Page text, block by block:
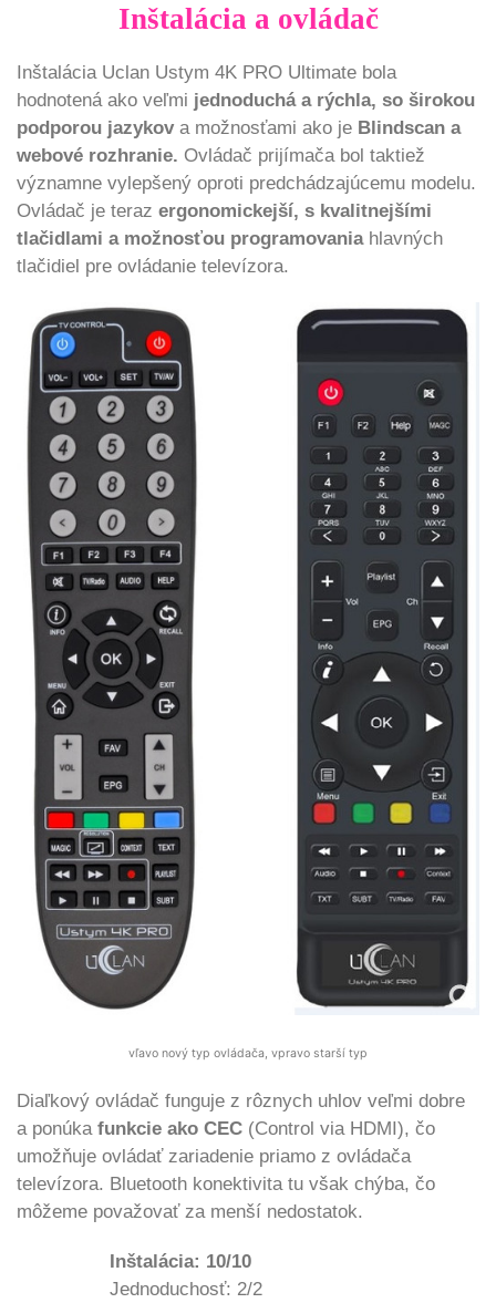
Inštalácia a ovládač
Inštalácia Uclan Ustym 4K PRO Ultimate bola
hodnotená ako veľmi jednoduchá a rýchla, so širokou
podporou jazykova možnosťami ako je Blindscan a
webové rozhranie. Ovládač prijímača bol taktiež
významne vylepšený oproti predchádzajúcemu modelu.
Ovládač je teraz ergonomickejší, s kvalitnejšími
tlačidlami a možnosťou programovaniahlavných
tlačidiel pre ovládanie televízora.
vľavo nový typ ovládača, vpravo starší typ
Diaľkový ovládač funguje z rôznych uhlov veľmi dobre
a ponúkafunkcie ako CEC (Control via HDMI), čo
umožňuje ovládať zariadenie priamo z ovládača
televízora. Bluetooth konektivita tu však chýba, čo
môžeme považovať za menší nedostatok.
Inštalácia: 10/10
Jednoduchosť: 2/2